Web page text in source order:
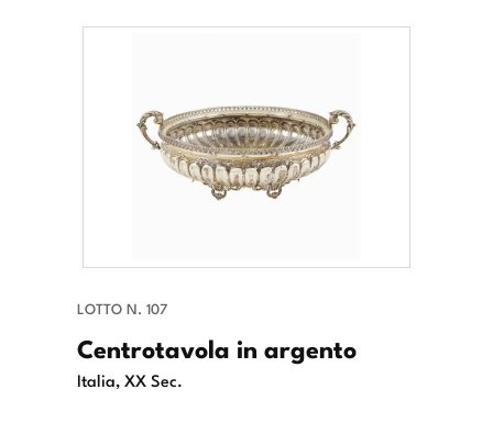
LOTTO N. 107
Centrotavola in argento
Italia, XX Sec.